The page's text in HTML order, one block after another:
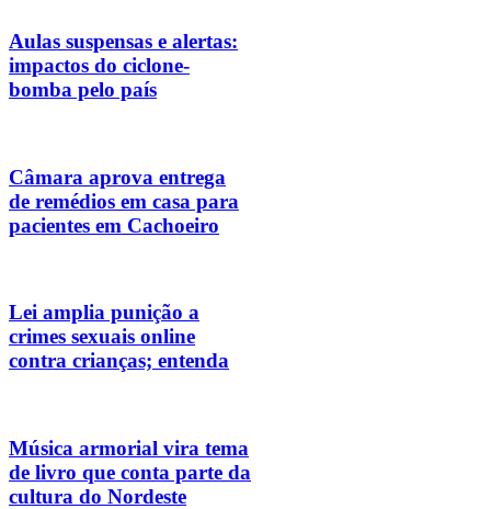
Aulas suspensas e alertas:
impactos do ciclone-
bomba pelo país
Câmara aprova entrega
de remédios em casa para
pacientes em Cachoeiro
Lei amplia punição a
crimes sexuais online
contra crianças; entenda
Música armorial vira tema
de livro que conta parte da
cultura do Nordeste